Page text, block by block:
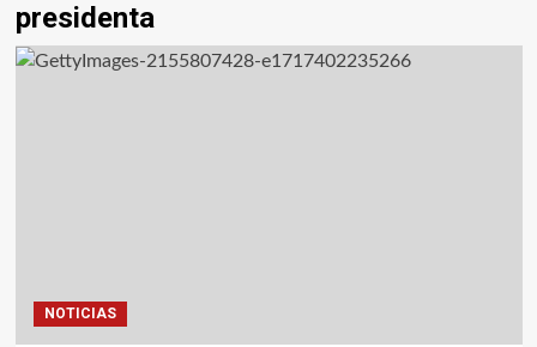
presidenta
NOTICIAS